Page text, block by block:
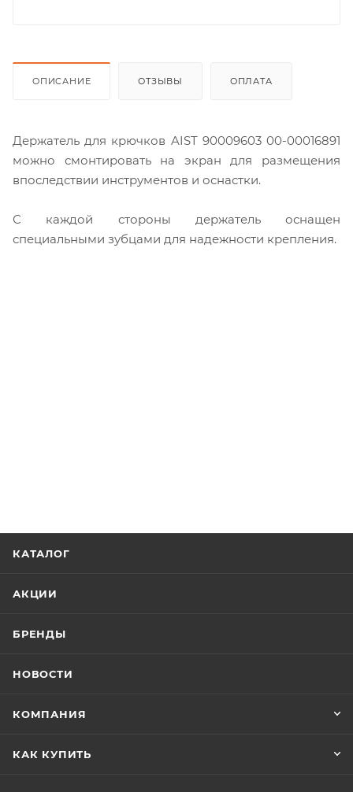
ОПИСАНИЕ ОТЗЫВЫ ОПЛАТА
Держатель для крючков AIST 90009603 00-00016891
можно смонтировать на экран для размещения
впоследствии инструментов и оснастки.
С каждой стороны держатель оснащен
специальными зубцами для надежности крепления.
КАТАЛОГ
АКЦИИ
БРЕНДЫ
НОВОСТИ
КОМПАНИЯ
КАК КУПИТЬ